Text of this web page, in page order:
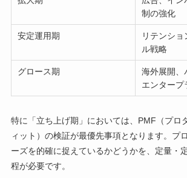
制の強化
安定運用期
リテンシ
ル戦略
グロース期
海外展開、
エンタープ
特に「立ち上げ期」においては、PMF（プロ
ィット）の検証が最優先事項となります。プ
ーズを的確に捉えているかどうかを、定量・
程が必要です。